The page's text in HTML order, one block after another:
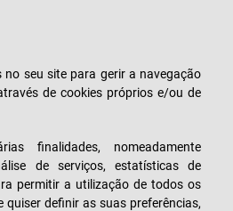
Nome*
Email*
seu site para gerir a navegação
de cookies próprios e/ou de
finalidades, nomeadamente
de serviços, estatísticas de
permitir a utilização de todos os
quiser definir as suas preferências,